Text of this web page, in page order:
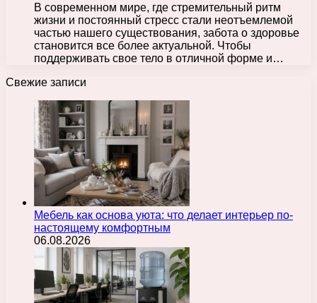
В современном мире, где стремительный ритм
жизни и постоянный стресс стали неотъемлемой
частью нашего существования, забота о здоровье
становится все более актуальной. Чтобы
поддерживать свое тело в отличной форме и…
Свежие записи
Мебель как основа уюта: что делает интерьер по-
настоящему комфортным
06.08.2026